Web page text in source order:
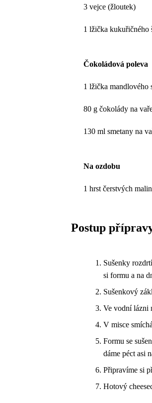
3 vejce (žloutek)
1 lžička kukuřičného
Čokoládová poleva
1 lžička mandlového
80 g čokolády na
130 ml smetany na
Na ozdobu
1 hrst čerstvých malin
Postup
Sušenky
si formu a na
Sušenkový
Ve vodní lázni
V misce
Formu se
dáme péct asi
Připravíme si
Hotový